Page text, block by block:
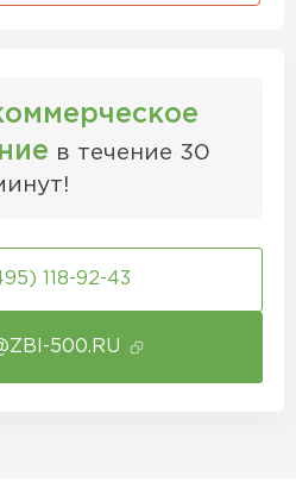
в течение 30
118-92-43
500.RU